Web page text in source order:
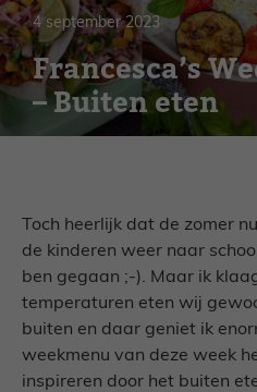
4 september 2023
Francesca’s
– Buiten eten
Toch heerlijk dat de zomer
de kinderen weer naar
ben gegaan ;-). Maar ik
temperaturen eten wij
buiten en daar geniet ik
weekmenu van deze week
inspireren door het buiten